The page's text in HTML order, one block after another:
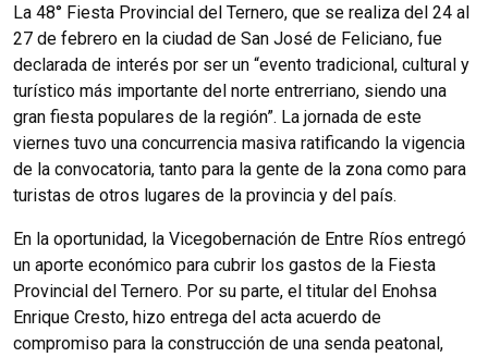
La 48° Fiesta Provincial del Ternero, que se realiza del 24 al
27 de febrero en la ciudad de San José de Feliciano, fue
declarada de interés por ser un “evento tradicional, cultural y
turístico más importante del norte entrerriano, siendo una
gran fiesta populares de la región”. La jornada de este
viernes tuvo una concurrencia masiva ratificando la vigencia
de la convocatoria, tanto para la gente de la zona como para
turistas de otros lugares de la provincia y del país.
En la oportunidad, la Vicegobernación de Entre Ríos entregó
un aporte económico para cubrir los gastos de la Fiesta
Provincial del Ternero. Por su parte, el titular del Enohsa
Enrique Cresto, hizo entrega del acta acuerdo de
compromiso para la construcción de una senda peatonal,